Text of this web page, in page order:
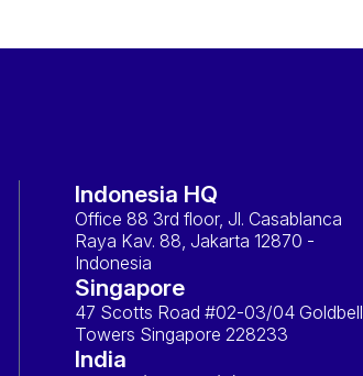
Indonesia HQ
Office 88 3rd floor, Jl. Casablanca
Raya Kav. 88, Jakarta 12870 -
Indonesia
Singapore
47 Scotts Road #02-03/04 Goldbell
Towers Singapore 228233
India